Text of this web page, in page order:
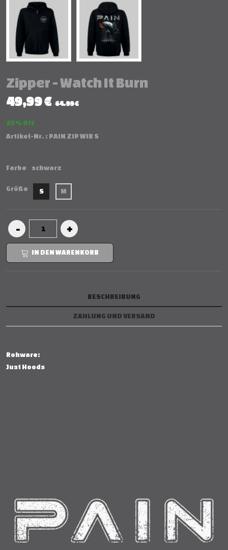
Zipper - Watch It Burn
49,99 € 64.99 €
23 % Off
Artikel-Nr. : PAIN ZIP WIB S
Farbe schwarz
Größe S M
IN DEN WARENKORB
BESCHREIBUNG
ZAHLUNG UND VERSAND
Rohware:
Just Hoods